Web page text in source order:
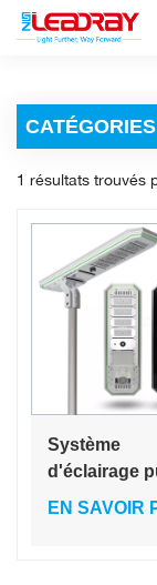
1 résultats trouvés
Système
d'éclairage
solaire
EN SAVOIR